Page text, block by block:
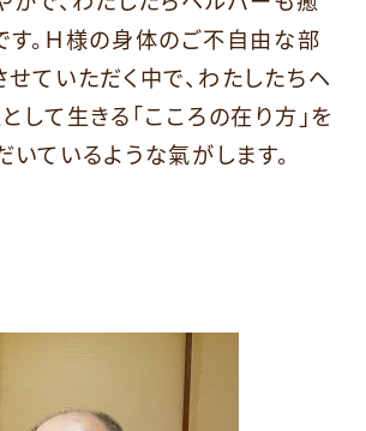
す。Ｈ様の身体のご不自由な部
ていただく中で、わたしたちヘ
して生きる「こころの在り方」を
ているような氣がします。